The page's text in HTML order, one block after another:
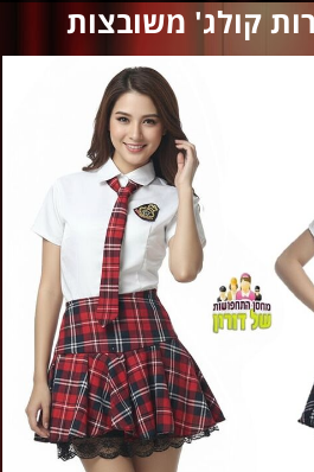
קולג' משובצות